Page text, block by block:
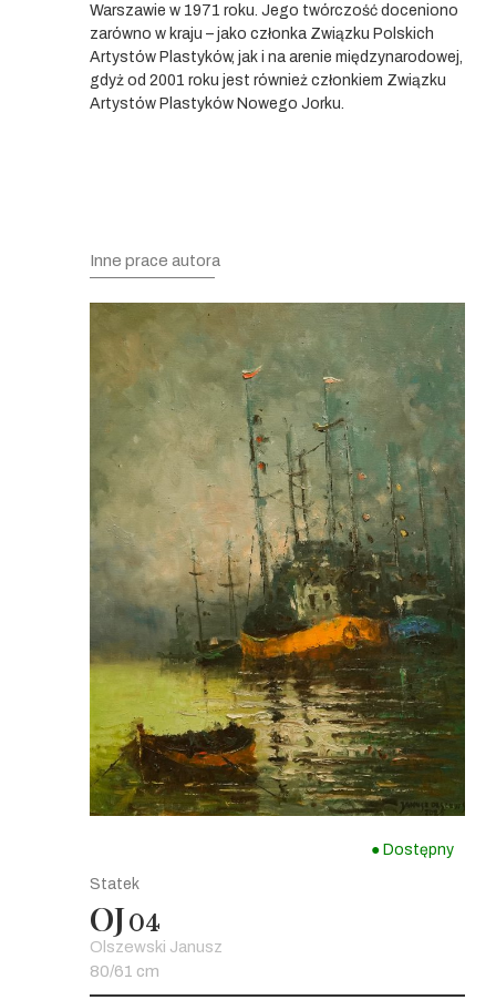
Warszawie w 1971 roku. Jego twórczość doceniono
zarówno w kraju – jako członka Związku Polskich
Artystów Plastyków, jak i na arenie międzynarodowej,
gdyż od 2001 roku jest również członkiem Związku
Artystów Plastyków Nowego Jorku.
Inne prace autora
● Dostępny
Statek
OJ04
Olszewski Janusz
80/61 cm